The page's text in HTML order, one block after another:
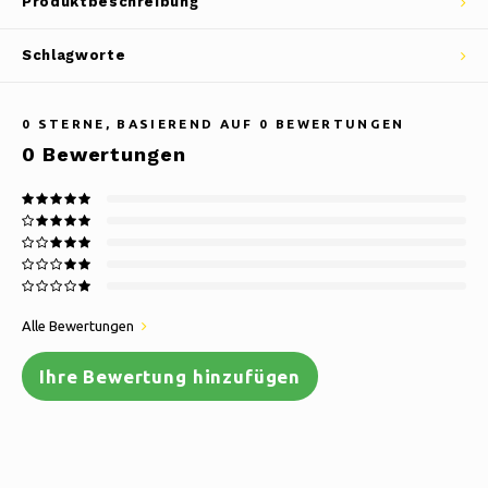
Schlagworte
0 STERNE, BASIEREND AUF 0 BEWERTUNGEN
0 Bewertungen
Alle Bewertungen
Ihre Bewertung hinzufügen